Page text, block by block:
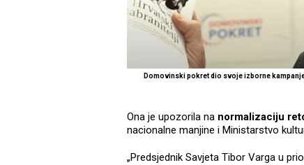
Domovinski pokret dio svoje izborne
Ona je upozorila na normalizaciju
nacionalne manjine i Ministarstvo
„Predsjednik Savjeta Tibor Varga u